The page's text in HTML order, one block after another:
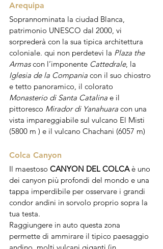
Arequipa
Soprannominata la ciudad Blanca,
patrimonio UNESCO dal 2000, vi
sorprederà con la sua tipica architettura
coloniale. qui non perdetevi la Plaza the
Armas con l’imponente Cattedrale, la
Iglesia de la Compania con il suo chiostro
e tetto panoramico, il colorato
Monasterio di Santa Catalina e il
pittoresco Mirador di Yanahuara con una
vista impareggiabile sul vulcano El Misti
(5800 m ) e il vulcano Chachani (6057 m)
Colca Canyon
Il maestoso CANYON DEL COLCA è uno
dei canyon più profondi del mondo e una
tappa imperdibile per osservare i grandi
condor andini in sorvolo proprio sopra la
tua testa.
Raggiungere in auto questa zona
permette di ammirare il tipico paesaggio